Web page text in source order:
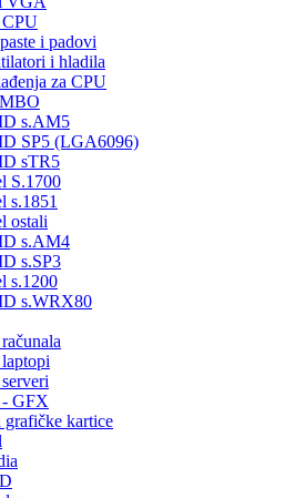
i padovi
i hladila
za CPU
s.AM5
SP5 (LGA6096)
sTR5
S.1700
s.1851
ostali
s.AM4
s.SP3
s.1200
s.WRX80
- GFX
grafičke kartice